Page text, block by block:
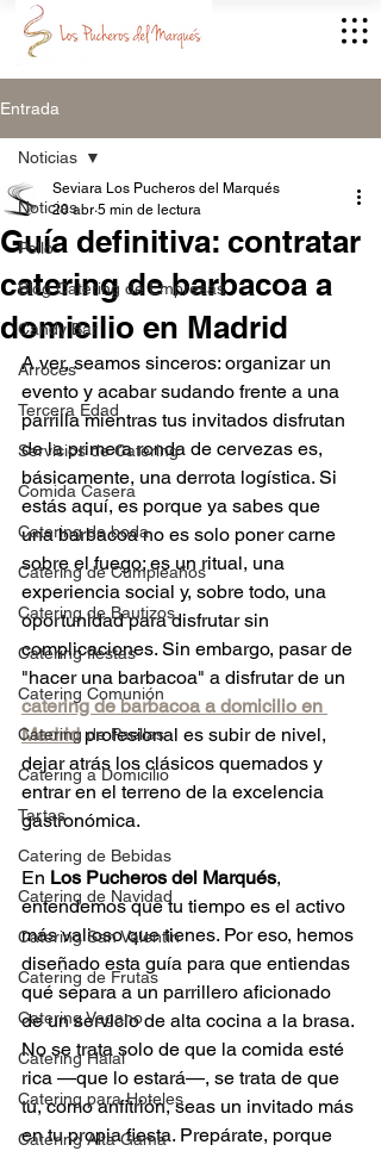
Entrada
Noticias
Pollo
Blog Catering de Empresas
Candy Bar
Arroces
Tercera Edad
Servicios de Catering
Comida Casera
Catering de boda
Catering de Cumpleaños
Catering de Bautizos
Catering fiestas
Catering Comunión
Catering de Paellas
Catering a Domicilio
Tartas
Catering de Bebidas
Catering de Navidad
Catering San Valentin
Catering de Frutas
Catering Vegano
Catering Halal
Catering para Hoteles
Catering Alta Gama
Noticias
Guía definitiva: contratar
catering de barbacoa a
domicilio en Madrid
Seviara Los Pucheros del Marqués
20 abr 5 min de lectura
A ver, seamos sinceros: organizar un
evento y acabar sudando frente a una
parrilla mientras tus invitados disfrutan
de la primera ronda de cervezas es,
básicamente, una derrota logística. Si
estás aquí, es porque ya sabes que
una barbacoa no es solo poner carne
sobre el fuego; es un ritual, una
experiencia social y, sobre todo, una
oportunidad para disfrutar sin
complicaciones. Sin embargo, pasar de
"hacer una barbacoa" a disfrutar de un
catering de barbacoa a domicilio en
Madrid profesional es subir de nivel,
dejar atrás los clásicos quemados y
entrar en el terreno de la excelencia
gastronómica.
En Los Pucheros del Marqués,
entendemos que tu tiempo es el activo
más valioso que tienes. Por eso, hemos
diseñado esta guía para que entiendas
qué separa a un parrillero aficionado
de un servicio de alta cocina a la brasa.
No se trata solo de que la comida esté
rica —que lo estará—, se trata de que
tú, como anfitrión, seas un invitado más
en tu propia fiesta. Prepárate, porque